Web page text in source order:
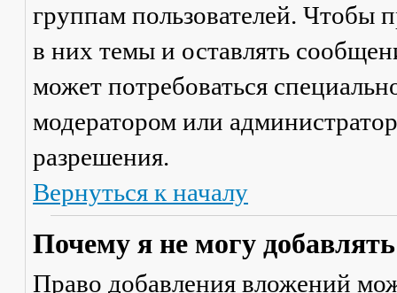
группам пользователей. Чтобы
в них темы и оставлять
может потребоваться
модератором или
разрешения.
Вернуться к началу
Почему я не могу
Право добавления вложений